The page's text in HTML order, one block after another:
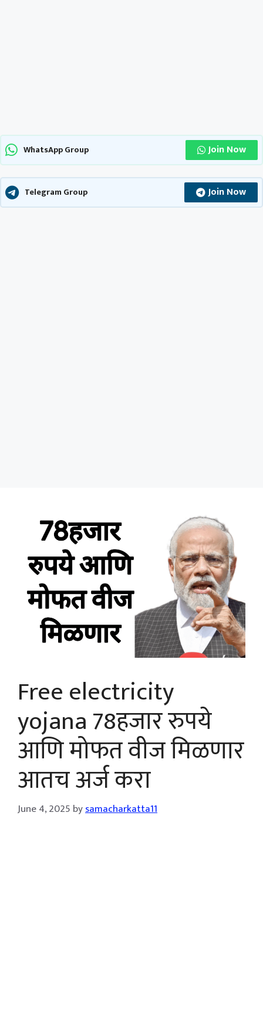
WhatsApp Group Join Now
Telegram Group Join Now
Free electricity
yojana 78हजार रुपये
आणि मोफत वीज मिळणार
आतच अर्ज करा
June 4, 2025 bysamacharkatta11